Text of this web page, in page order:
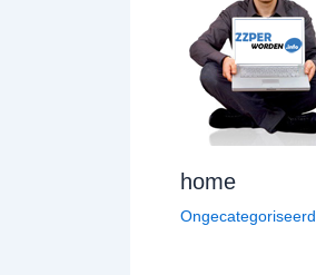
home
Ongecategoriseerd